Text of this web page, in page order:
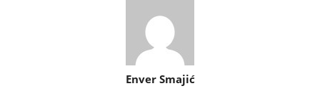
Enver Smajić